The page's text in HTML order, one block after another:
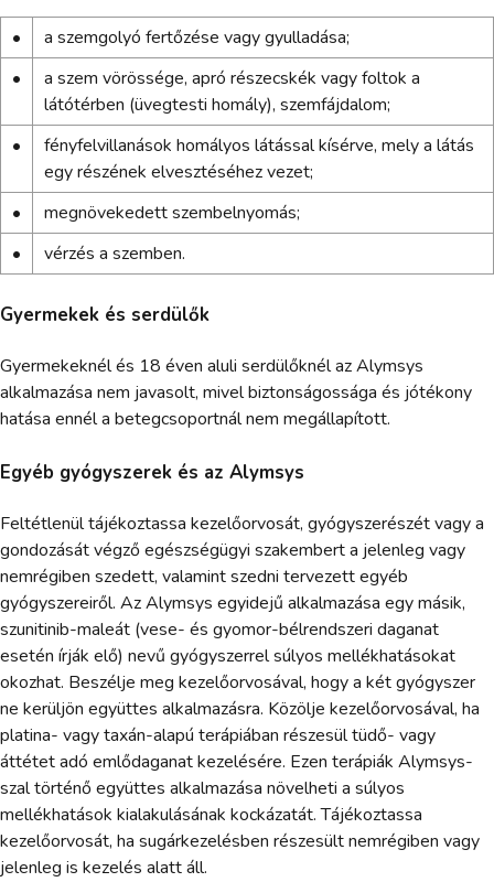
•
a szemgolyó fertőzése vagy gyulladása;
•
a szem vörössége, apró részecskék vagy foltok a
látótérben (üvegtesti homály), szemfájdalom;
•
fényfelvillanások homályos látással kísérve, mely a látás
egy részének elvesztéséhez vezet;
•
megnövekedett szembelnyomás;
•
vérzés a szemben.
Gyermekek és serdülők
Gyermekeknél és 18 éven aluli serdülőknél az Alymsys
alkalmazása nem javasolt, mivel biztonságossága és jótékony
hatása ennél a betegcsoportnál nem megállapított.
Egyéb gyógyszerek és az Alymsys
Feltétlenül tájékoztassa kezelőorvosát, gyógyszerészét vagy a
gondozását végző egészségügyi szakembert a jelenleg vagy
nemrégiben szedett, valamint szedni tervezett egyéb
gyógyszereiről. Az Alymsys egyidejű alkalmazása egy másik,
szunitinib-maleát (vese- és gyomor-bélrendszeri daganat
esetén írják elő) nevű gyógyszerrel súlyos mellékhatásokat
okozhat. Beszélje meg kezelőorvosával, hogy a két gyógyszer
ne kerüljön együttes alkalmazásra. Közölje kezelőorvosával, ha
platina- vagy taxán-alapú terápiában részesül tüdő- vagy
áttétet adó emlődaganat kezelésére. Ezen terápiák Alymsys-
szal történő együttes alkalmazása növelheti a súlyos
mellékhatások kialakulásának kockázatát. Tájékoztassa
kezelőorvosát, ha sugárkezelésben részesült nemrégiben vagy
jelenleg is kezelés alatt áll.